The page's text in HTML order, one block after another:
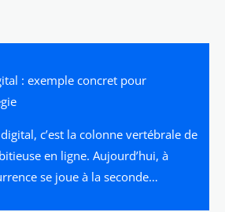
: exemple concret pour
c’est la colonne vertébrale de
en ligne. Aujourd’hui, à
se joue à la seconde…